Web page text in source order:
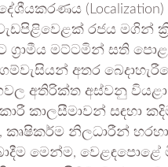
රජය මගින්
ග්‍රාමීය මට්ටමින් සති
අතර
අතිරික්ත අස්වනු වියළා
කාලසීමාවන් සඳහා
කෘෂිකර්ම නිලධාරීන්
මෙන්ම,